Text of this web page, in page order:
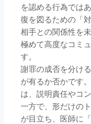
を認める行為では
復を図るための「
相手との関係性を
極めて高度なコミ
す。
謝罪の成否を分け
が有るか否かです
は、説明責任やコ
一方で、形だけの
が目立ち、医師に